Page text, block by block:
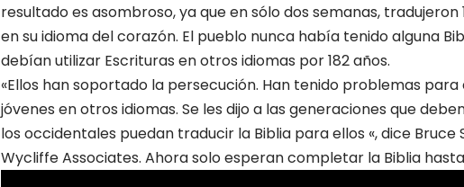
resultado es asombroso, ya que en sólo dos semanas,
en su idioma del corazón. El pueblo nunca había tenido alguna
debían utilizar Escrituras en otros idiomas por 182 años.
«Ellos han soportado la persecución. Han tenido problemas para
jóvenes en otros idiomas. Se les dijo a las generaciones que
los occidentales puedan traducir la Biblia para ellos «, dice Bruce
Wycliffe Associates. Ahora solo esperan completar la Biblia